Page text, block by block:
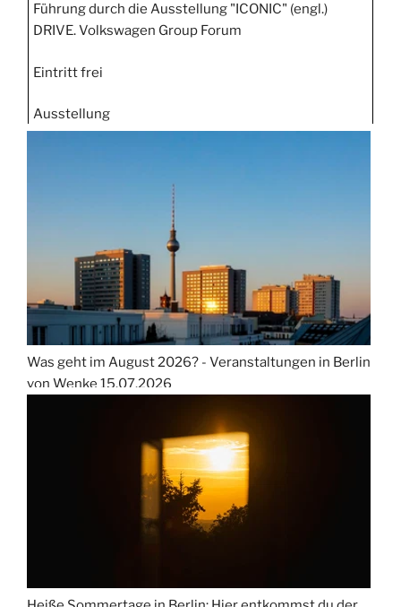
Führung durch die Ausstellung "ICONIC" (engl.)
DRIVE. Volkswagen Group Forum
Eintritt frei
Ausstellung
Was geht im August 2026? - Veranstaltungen in Berlin
von Wenke 15.07.2026